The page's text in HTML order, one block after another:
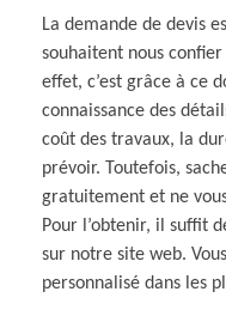
La demande de devis
souhaitent nous
effet, c’est grâce à ce
connaissance des
coût des travaux, la
prévoir. Toutefois,
gratuitement et ne
Pour l’obtenir, il suffit
sur notre site web.
personnalisé dans les